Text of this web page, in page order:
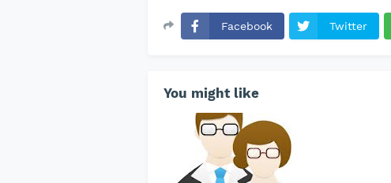
Facebook Twitter
You might like